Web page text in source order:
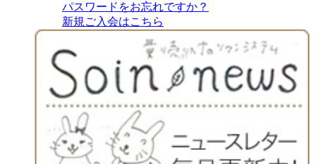
パスワードをお忘れですか？
新規ご入会はこちら